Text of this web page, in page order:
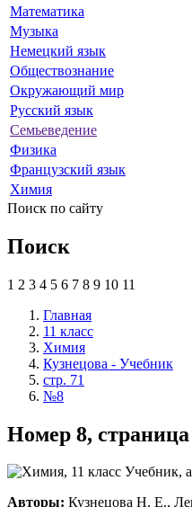
Математика
Музыка
Немецкий язык
Обществознание
Окружающий мир
Русский язык
Семьеведение
Физика
Французский язык
Химия
Поиск по сайту
Поиск
1 2 3 4 5 6 7 8 9 10 11
Главная
11 класс
Химия
Кузнецова - Учебник
стр. 71
№8
Номер 8,
Авторы: Кузнецова Н. Е.,